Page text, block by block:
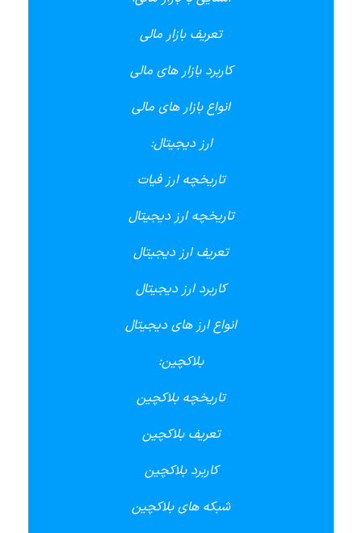
تعریف بازار مالی
کاربرد بازار های مالی
انواع بازار های مالی
ارز دیجیتال:
تاریخچه ارز فیات
تاریخچه ارز دیجیتال
تعریف ارز دیجیتال
کاربرد ارز دیجیتال
انواع ارز های دیجیتال
بلاکچین:
تاریخچه بلاکچین
تعریف بلاکچین
کاربرد بلاکچین
شبکه های بلاکچین